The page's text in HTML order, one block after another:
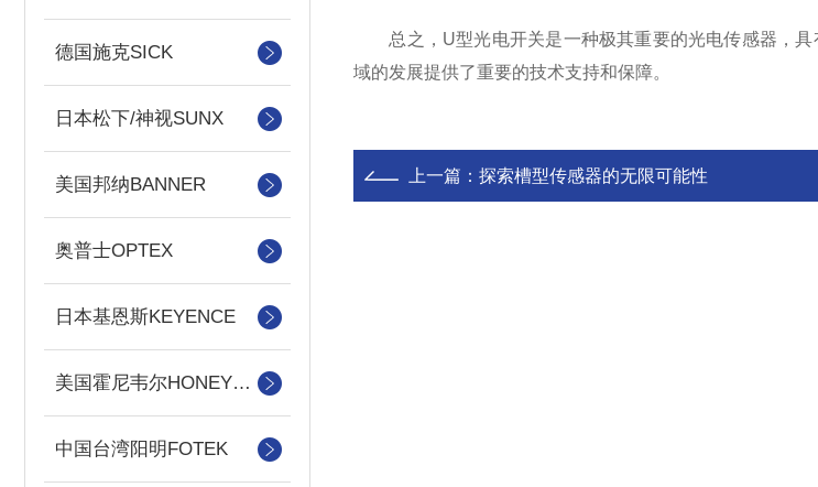
德国施克SICK
日本松下/神视SUNX
美国邦纳BANNER
奥普士OPTEX
日本基恩斯KEYENCE
美国霍尼韦尔HONEYWELL
中国台湾阳明FOTEK
总之，U型光电开关是一种极其重要的光电传感器，具
域的发展提供了重要的技术支持和保障。
上一篇： 探索槽型传感器的无限可能性